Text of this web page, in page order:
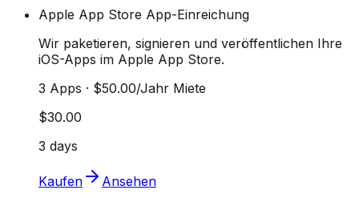
Apple App Store App-Einreichung
Wir paketieren, signieren und veröffentlichen Ihre
iOS-Apps im Apple App Store.
3 Apps · $50.00/Jahr Miete
$30.00
3 days
Kaufen Ansehen